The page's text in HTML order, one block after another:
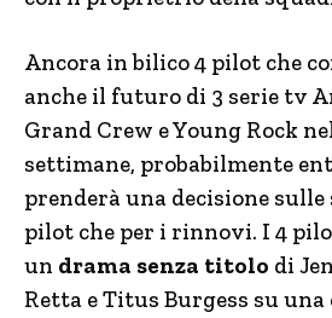
Ancora in bilico 4 pilot che
anche il futuro di 3 serie tv
Grand Crew e Young Rock
settimane, probabilmente
prenderà una decisione sulle
pilot che per i rinnovi. I 4
un drama senza titolo di
Retta e Titus Burgess su